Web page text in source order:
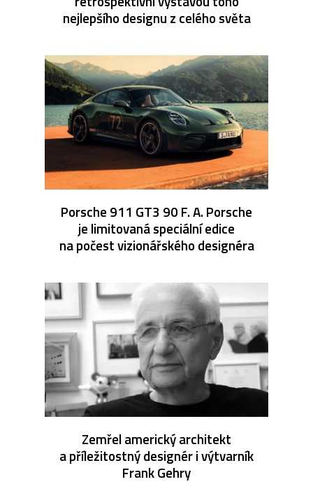
nejlepšího designu z celého světa
Porsche 911 GT3 90 F. A. Porsche
je limitovaná speciální edice
na počest vizionářského designéra
Zemřel americký architekt
a příležitostný designér i výtvarník
Frank Gehry